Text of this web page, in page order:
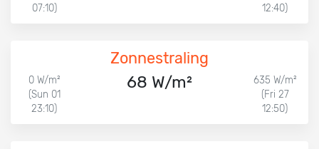
07:10)
12:40)
Zonnestraling
0 W/m²
(Sun 01
23:10)
68 W/m²
635 W/m²
(Fri 27
12:50)